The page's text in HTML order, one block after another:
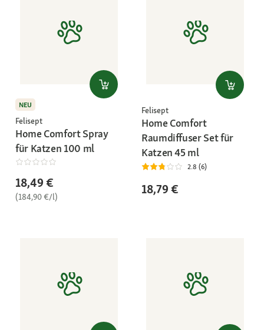
NEU
Felisept
Home Comfort Spray
für Katzen 100 ml
18,49 €
(184,90 €/l)
Felisept
Home Comfort
Raumdiffuser Set für
Katzen 45 ml
2.8 (6)
18,79 €